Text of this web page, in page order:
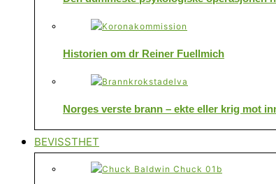
Historien om dr Reiner Fuellmich
Norges verste brann – ekte eller krig mot
BEVISSTHET